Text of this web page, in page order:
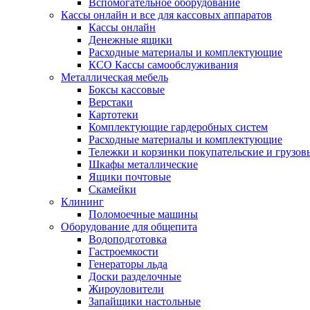
Вспомогательное оборудование
Кассы онлайн и все для кассовых аппаратов
Кассы онлайн
Денежные ящики
Расходные материалы и комплектующие
КСО Кассы самообслуживания
Металлическая мебель
Боксы кассовые
Верстаки
Картотеки
Комплектующие гардеробных систем
Расходные материалы и комплектующие
Тележки и корзинки покупательские и
Шкафы металлические
Ящики почтовые
Скамейки
Клининг
Поломоечные машины
Оборудование для общепита
Водоподготовка
Гастроемкости
Генераторы льда
Доски разделочные
Жироуловители
Запайщики настольные